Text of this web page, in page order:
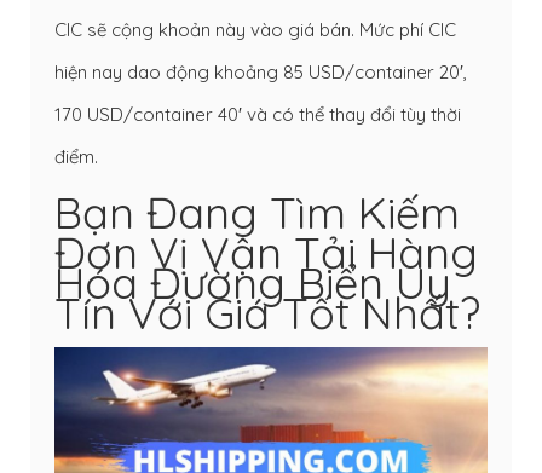
CIC sẽ cộng khoản này vào giá bán. Mức phí CIC
hiện nay dao động khoảng 85 USD/container 20′,
170 USD/container 40′ và có thể thay đổi tùy thời
điểm.
Bạn Đang Tìm Kiếm
Đơn Vị Vận Tải Hàng
Hóa Đường Biển Uy
Tín Với Giá Tốt Nhất?